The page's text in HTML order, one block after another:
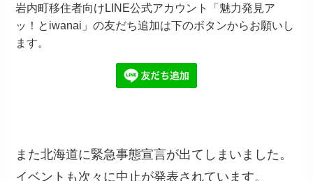
岩内町移住者向けLINE公式アカウント「魅力発見ア
ッ！とiwanai」の友だち追加は下のボタンからお願いし
ます。
また北海道に緊急事態宣言が出てしまいました。
イベントも次々に中止が発表されています。